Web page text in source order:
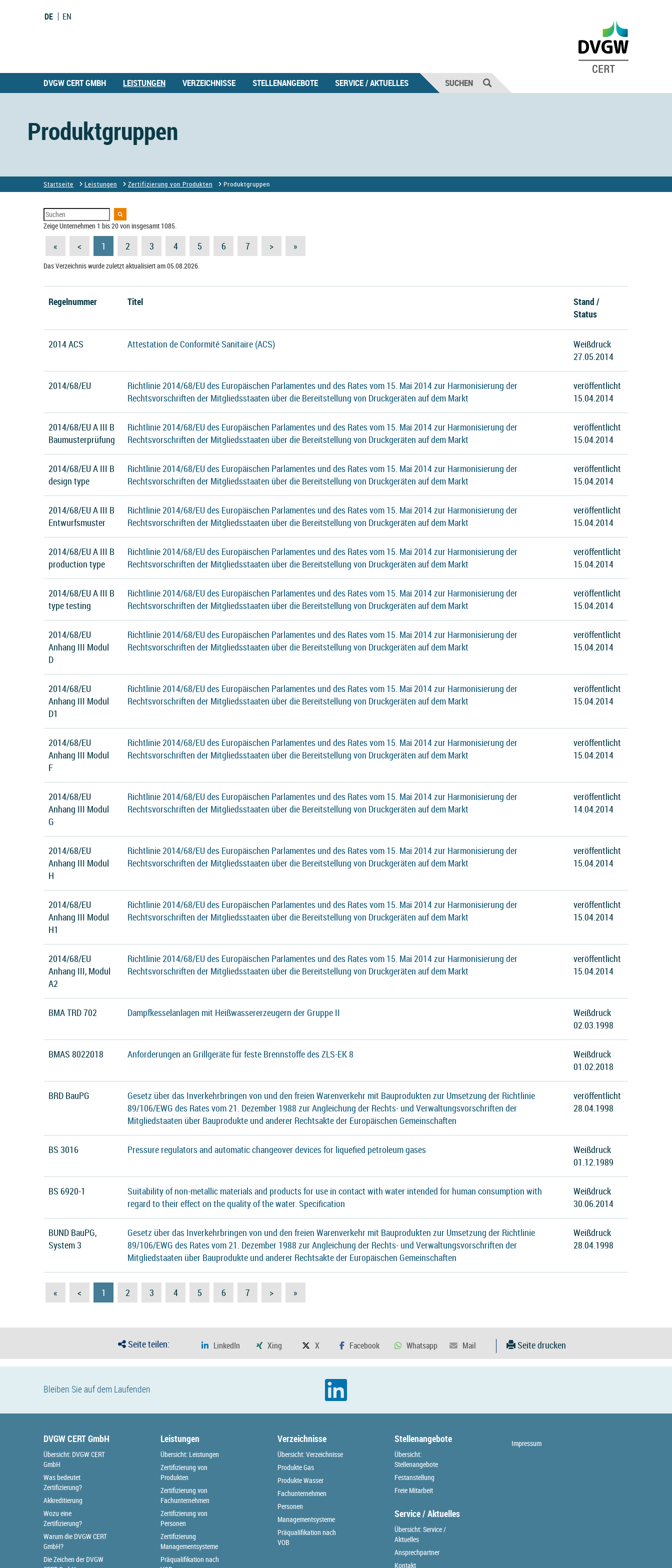
DE EN
DVGW CERT GMBH LEISTUNGEN VERZEICHNISSE STELLENANGEBOTE SERVICE / AKTUELLES SUCHEN
Produktgruppen
Startseite Leistungen Zertifizierung von Produkten Produktgruppen
Zeige Unternehmen 1 bis 20 von insgesamt 1085.
« < 1 2 3 4 5 6 7 > »
Das Verzeichnis wurde zuletzt aktualisiert am 05.08.2026.
Regelnummer Titel
Stand /
Status
2014 ACS Attestation de Conformité Sanitaire (ACS)
Weißdruck
27.05.2014
2014/68/EU
Richtlinie 2014/68/EU des Europäischen Parlamentes und des Rates vom 15. Mai 2014 zur Harmonisierung der
Rechtsvorschriften der Mitgliedsstaaten über die Bereitstellung von Druckgeräten auf dem Markt
veröffentlicht
15.04.2014
2014/68/EU A III B
Baumusterprüfung
Richtlinie 2014/68/EU des Europäischen Parlamentes und des Rates vom 15. Mai 2014 zur Harmonisierung der
Rechtsvorschriften der Mitgliedsstaaten über die Bereitstellung von Druckgeräten auf dem Markt
veröffentlicht
15.04.2014
2014/68/EU A III B
design type
Richtlinie 2014/68/EU des Europäischen Parlamentes und des Rates vom 15. Mai 2014 zur Harmonisierung der
Rechtsvorschriften der Mitgliedsstaaten über die Bereitstellung von Druckgeräten auf dem Markt
veröffentlicht
15.04.2014
2014/68/EU A III B
Entwurfsmuster
Richtlinie 2014/68/EU des Europäischen Parlamentes und des Rates vom 15. Mai 2014 zur Harmonisierung der
Rechtsvorschriften der Mitgliedsstaaten über die Bereitstellung von Druckgeräten auf dem Markt
veröffentlicht
15.04.2014
2014/68/EU A III B
production type
Richtlinie 2014/68/EU des Europäischen Parlamentes und des Rates vom 15. Mai 2014 zur Harmonisierung der
Rechtsvorschriften der Mitgliedsstaaten über die Bereitstellung von Druckgeräten auf dem Markt
veröffentlicht
15.04.2014
2014/68/EU A III B
type testing
Richtlinie 2014/68/EU des Europäischen Parlamentes und des Rates vom 15. Mai 2014 zur Harmonisierung der
Rechtsvorschriften der Mitgliedsstaaten über die Bereitstellung von Druckgeräten auf dem Markt
veröffentlicht
15.04.2014
2014/68/EU
Anhang III Modul
D
Richtlinie 2014/68/EU des Europäischen Parlamentes und des Rates vom 15. Mai 2014 zur Harmonisierung der
Rechtsvorschriften der Mitgliedsstaaten über die Bereitstellung von Druckgeräten auf dem Markt
veröffentlicht
15.04.2014
2014/68/EU
Anhang III Modul
D1
Richtlinie 2014/68/EU des Europäischen Parlamentes und des Rates vom 15. Mai 2014 zur Harmonisierung der
Rechtsvorschriften der Mitgliedsstaaten über die Bereitstellung von Druckgeräten auf dem Markt
veröffentlicht
15.04.2014
2014/68/EU
Anhang III Modul
F
Richtlinie 2014/68/EU des Europäischen Parlamentes und des Rates vom 15. Mai 2014 zur Harmonisierung der
Rechtsvorschriften der Mitgliedsstaaten über die Bereitstellung von Druckgeräten auf dem Markt
veröffentlicht
15.04.2014
2014/68/EU
Anhang III Modul
G
Richtlinie 2014/68/EU des Europäischen Parlamentes und des Rates vom 15. Mai 2014 zur Harmonisierung der
Rechtsvorschriften der Mitgliedsstaaten über die Bereitstellung von Druckgeräten auf dem Markt
veröffentlicht
14.04.2014
2014/68/EU
Anhang III Modul
H
Richtlinie 2014/68/EU des Europäischen Parlamentes und des Rates vom 15. Mai 2014 zur Harmonisierung der
Rechtsvorschriften der Mitgliedsstaaten über die Bereitstellung von Druckgeräten auf dem Markt
veröffentlicht
15.04.2014
2014/68/EU
Anhang III Modul
H1
Richtlinie 2014/68/EU des Europäischen Parlamentes und des Rates vom 15. Mai 2014 zur Harmonisierung der
Rechtsvorschriften der Mitgliedsstaaten über die Bereitstellung von Druckgeräten auf dem Markt
veröffentlicht
15.04.2014
2014/68/EU
Anhang III, Modul
A2
Richtlinie 2014/68/EU des Europäischen Parlamentes und des Rates vom 15. Mai 2014 zur Harmonisierung der
Rechtsvorschriften der Mitgliedsstaaten über die Bereitstellung von Druckgeräten auf dem Markt
veröffentlicht
15.04.2014
BMA TRD 702 Dampfkesselanlagen mit Heißwassererzeugern der Gruppe II
Weißdruck
02.03.1998
BMAS 8022018 Anforderungen an Grillgeräte für feste Brennstoffe des ZLS-EK 8
Weißdruck
01.02.2018
BRD BauPG
Gesetz über das Inverkehrbringen von und den freien Warenverkehr mit Bauprodukten zur Umsetzung der Richtlinie
89/106/EWG des Rates vom 21. Dezember 1988 zur Angleichung der Rechts- und Verwaltungsvorschriften der
Mitgliedstaaten über Bauprodukte und anderer Rechtsakte der Europäischen Gemeinschaften
veröffentlicht
28.04.1998
BS 3016 Pressure regulators and automatic changeover devices for liquefied petroleum gases
Weißdruck
01.12.1989
BS 6920-1
Suitability of non-metallic materials and products for use in contact with water intended for human consumption with
regard to their effect on the quality of the water. Specification
Weißdruck
30.06.2014
BUND BauPG,
System 3
Gesetz über das Inverkehrbringen von und den freien Warenverkehr mit Bauprodukten zur Umsetzung der Richtlinie
89/106/EWG des Rates vom 21. Dezember 1988 zur Angleichung der Rechts- und Verwaltungsvorschriften der
Mitgliedstaaten über Bauprodukte und anderer Rechtsakte der Europäischen Gemeinschaften
Weißdruck
28.04.1998
« < 1 2 3 4 5 6 7 > »
Seite teilen: Seite drucken
Bleiben Sie auf dem Laufenden
DVGW CERT GmbH
Übersicht: DVGW CERT
GmbH
Was bedeutet
Zertifizierung?
Akkreditierung
Wozu eine
Zertifizierung?
Warum die DVGW CERT
GmbH?
Die Zeichen der DVGW
Leistungen
Übersicht: Leistungen
Zertifizierung von
Produkten
Zertifizierung von
Fachunternehmen
Zertifizierung von
Personen
Zertifizierung
Managementsysteme
Präqualifikation nach
Verzeichnisse
Übersicht: Verzeichnisse
Produkte Gas
Produkte Wasser
Fachunternehmen
Personen
Managementsysteme
Präqualifikation nach
VOB
Stellenangebote
Übersicht:
Stellenangebote
Festanstellung
Freie Mitarbeit
Service / Aktuelles
Übersicht: Service /
Aktuelles
Ansprechpartner
Kontakt
Impressum